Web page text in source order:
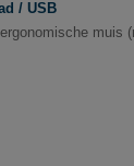
/ USB
muis